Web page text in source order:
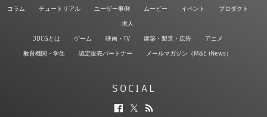
コラム チュートリアル ユーザー事例 ムービー イベント
プロダクト
求人
3DCGとは
ゲーム 映画・TV 建築・製造・広告
アニメ
教育機関・学生
認定販売パートナー メールマガジン（M&E iNews）
SOCIAL